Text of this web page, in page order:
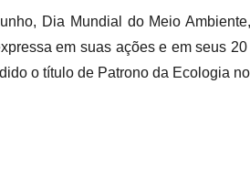
Dia Mundial do Meio
em suas ações e em seus
o título de Patrono da Ecologia